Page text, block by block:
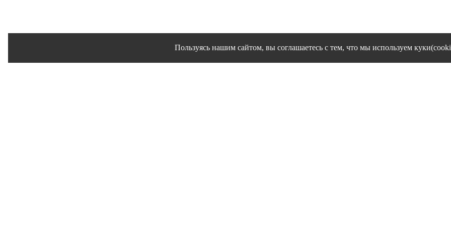
Пользуясь нашим сайтом, вы соглашаетесь с тем, что мы используем